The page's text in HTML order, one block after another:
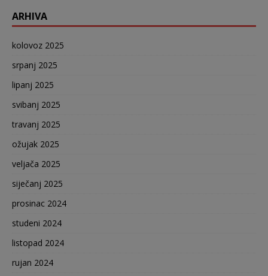
ARHIVA
kolovoz 2025
srpanj 2025
lipanj 2025
svibanj 2025
travanj 2025
ožujak 2025
veljača 2025
siječanj 2025
prosinac 2024
studeni 2024
listopad 2024
rujan 2024